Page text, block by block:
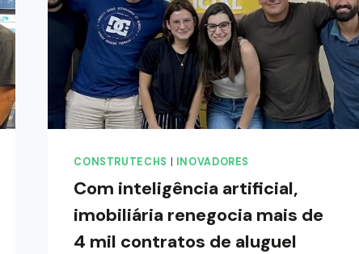
CONSTRUTECHS INOVADORES
Com inteligência artificial,
imobiliária renegocia mais de
4 mil contratos de aluguel